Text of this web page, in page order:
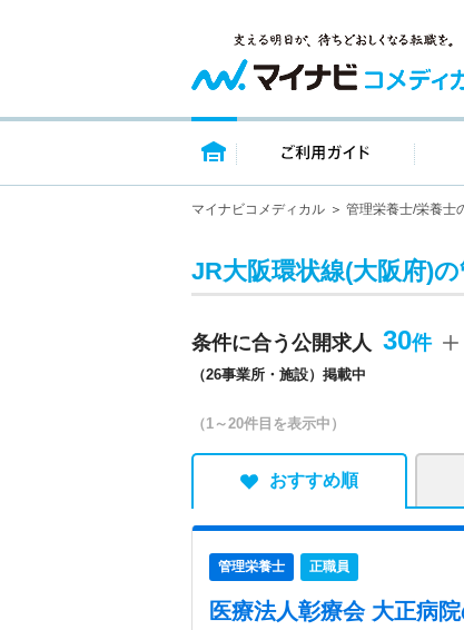
トップページ ご利用
マイナビコメディカル 管理栄養士/栄養士
JR大阪環状線(大阪府)
条件に合う公開求人 30
（26事業所・施設）掲載中
（1～20件目を表示中）
おすすめ順
管理栄養士 正職員
医療法人彰療会 大正病院